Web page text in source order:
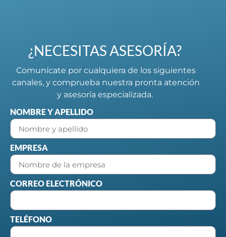
¿NECESITAS ASESORÍA?
Comunícate por cualquiera de los siguientes
canales, y comprueba nuestra pronta atención
y asesoría especializada.
NOMBRE Y APELLIDO
EMPRESA
CORREO ELECTRÓNICO
TELÉFONO